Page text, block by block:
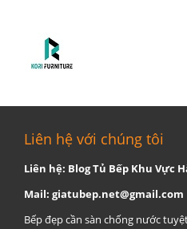
Liên hệ với chúng tôi
Liên hệ: Blog Tủ Bếp Khu Vực
Mail: giatubep.net@gmail.com
Bếp đẹp cần sàn chống nước